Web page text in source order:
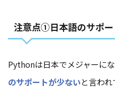
注意点①日本語のサポ
Pythonは日本でメジャーに
のサポートが少ないと言われ